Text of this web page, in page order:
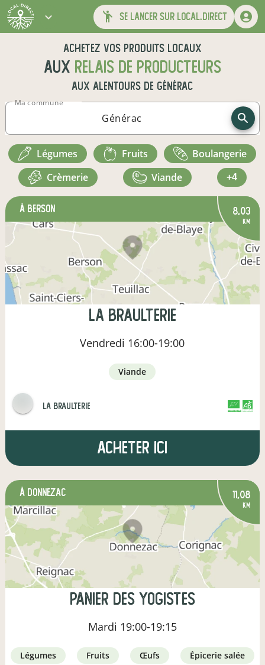
se lancer sur local.direct
Achetez vos produits locaux
aux relais de producteurs
aux alentours de Générac
Ma commune
légumes fruits
boulangerie
crèmerie
viande +4
à Berson 8,03
km
La braulterie
Vendredi 16:00-19:00
viande
La Braulterie CERTIFIÉ PAR FR-BIO-01
AGRICULTURE FRANCE
Acheter ici
à Donnezac 11,08
km
Panier des yogistes
Mardi 19:00-19:15
légumes fruits œufs
épicerie salée